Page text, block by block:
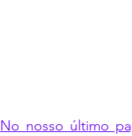
No nosso último